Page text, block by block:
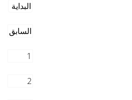
البداية
السابق
1
2